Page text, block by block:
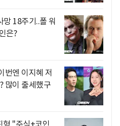
18주기..폴 워
은?
번엔 이지혜 저
많이 출세했구
형 "주식+코인